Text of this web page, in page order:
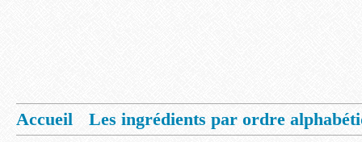
Accueil
Les ingrédients par ordre